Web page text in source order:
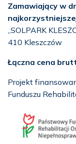
Zamawiający w
„SOLPARK
410 Kleszczów
Łączna cena
Projekt
Funduszu